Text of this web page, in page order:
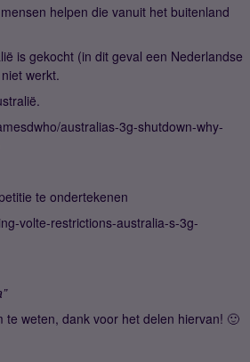
helpen die vanuit het buitenland
is gekocht (in dit geval een Nederlandse
werkt.
australias-3g-shutdown-why-
te ondertekenen
volte-restrictions-australia-s-3g-
weten, dank voor het delen hiervan! 🙂